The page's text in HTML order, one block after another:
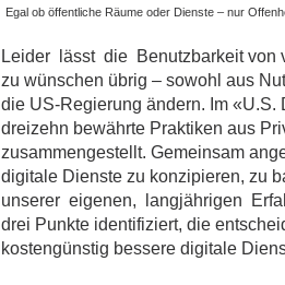
Egal ob öffentliche Räume oder Dienste – nur
Leider lässt die Benutzbarkeit von
zu wünschen übrig – sowohl aus
die US-Regierung ändern. Im
dreizehn bewährte Praktiken aus
zusammengestellt. Gemeinsam
digitale Dienste zu konzipieren, zu
unserer eigenen, langjährigen
drei Punkte identifiziert, die
kostengünstig bessere digitale